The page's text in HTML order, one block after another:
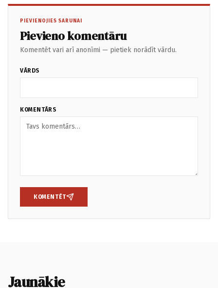
PIEVIENOJIES SARUNAI
Pievieno komentāru
Komentēt vari arī anonīmi — pietiek norādīt vārdu.
VĀRDS
KOMENTĀRS
KOMENTĒT
Jaunākie